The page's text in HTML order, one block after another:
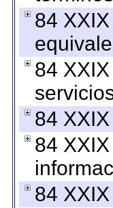
84
84
84
84
84